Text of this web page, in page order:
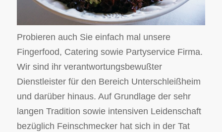
Probieren auch Sie einfach mal unsere
Fingerfood, Catering sowie Partyservice Firma.
Wir sind ihr verantwortungsbewußter
Dienstleister für den Bereich Unterschleißheim
und darüber hinaus. Auf Grundlage der sehr
langen Tradition sowie intensiven Leidenschaft
bezüglich Feinschmecker hat sich in der Tat